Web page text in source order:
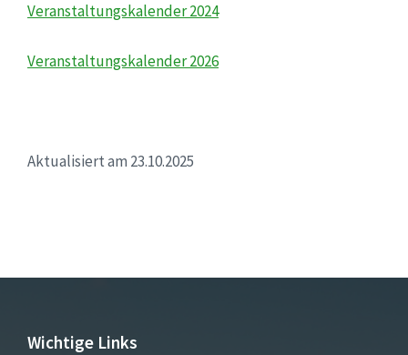
Veranstaltungskalender 2024
Veranstaltungskalender 2026
Aktualisiert am 23.10.2025
Wichtige Links